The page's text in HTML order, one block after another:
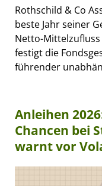
Rothschild & Co
beste Jahr seiner
Netto-
festigt die
führender
Anleihen
Chancen bei
warnt vor